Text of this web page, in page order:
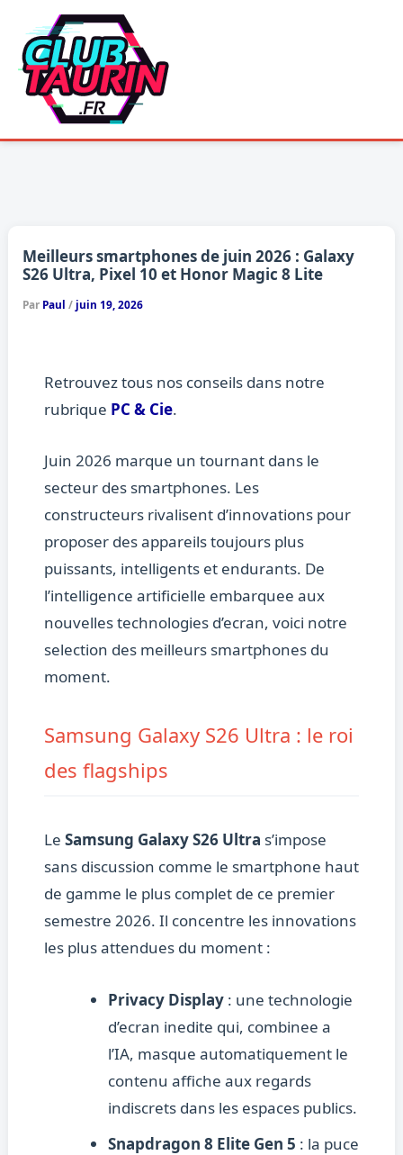
contenu
Meilleurs smartphones de juin 2026 : Galaxy
S26 Ultra, Pixel 10 et Honor Magic 8 Lite
Par Paul / juin 19, 2026
Retrouvez tous nos conseils dans notre
rubrique PC & Cie.
Juin 2026 marque un tournant dans le
secteur des smartphones. Les
constructeurs rivalisent d’innovations pour
proposer des appareils toujours plus
puissants, intelligents et endurants. De
l’intelligence artificielle embarquee aux
nouvelles technologies d’ecran, voici notre
selection des meilleurs smartphones du
moment.
Samsung Galaxy S26 Ultra : le roi
des flagships
Le Samsung Galaxy S26 Ultra s’impose
sans discussion comme le smartphone haut
de gamme le plus complet de ce premier
semestre 2026. Il concentre les innovations
les plus attendues du moment :
Privacy Display: une technologie
d’ecran inedite qui, combinee a
l’IA, masque automatiquement le
contenu affiche aux regards
indiscrets dans les espaces publics.
Snapdragon 8 Elite Gen 5 : la puce